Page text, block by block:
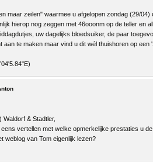
maar zeilen" waarmee u afgelopen zondag (29/04)
hierop nog zeggen met 46ooonm op de teller en
uw dagelijks bloedsuiker, de paar
aan te maken maar vind u dit wél thuishoren op
Waldorf & Stadtler,
vertellen met welke opmerkelijke prestaties u
weblog van Tom eigenlijk lezen?